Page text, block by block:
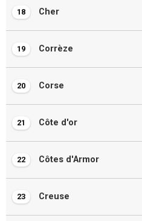
18 Cher
19 Corrèze
20 Corse
21 Côte d'or
22 Côtes d'Armor
23 Creuse